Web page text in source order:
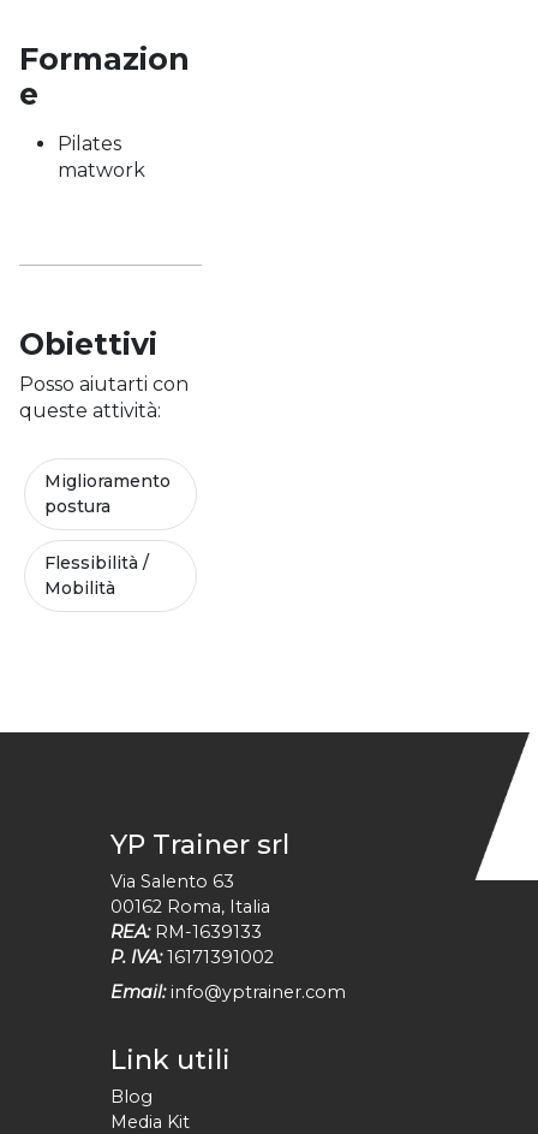
Formazion
e
Pilates
matwork
Obiettivi
Posso aiutarti con
queste attività:
Miglioramento
postura
Flessibilità /
Mobilità
YP Trainer srl
Via Salento 63
00162 Roma, Italia
REA: RM-1639133
P. IVA: 16171391002
Email: info@yptrainer.com
Link utili
Blog
Media Kit